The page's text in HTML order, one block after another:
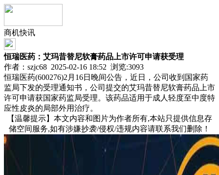
商机快讯
恒瑞医药：艾玛昔替尼软膏药品上市许可申请获受理
作者：szjc68 2025-02-16 18:52 浏览:3093
恒瑞医药(600276)2月16日晚间公告，近日，公司收到国家药
监局下发的受理通知书，公司提交的艾玛昔替尼软膏药品上市
许可申请获国家药监局受理。该药品适用于成人轻度至中度特
应性皮炎的局部外用治疗。
【温馨提示】本文内容和图片为作者所有,本站只提供信息存
储空间服务,如有涉嫌抄袭/侵权/违规内容请联系我们删除！